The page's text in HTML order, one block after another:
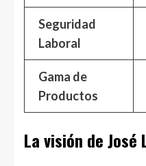
Seguridad
Laboral
Gama de
Productos
La visión de José